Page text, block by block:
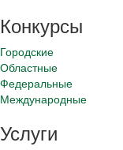
Конкурсы
Городские
Областные
Федеральные
Международные
Услуги